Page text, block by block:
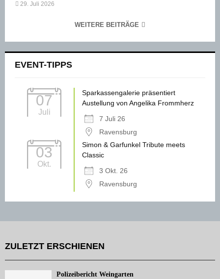
29. Juli 2026
WEITERE BEITRÄGE
EVENT-TIPPS
07
Juli
Sparkassengalerie präsentiert
Austellung von Angelika Frommherz
7 Juli 26
Ravensburg
03
Okt.
Simon & Garfunkel Tribute meets
Classic
3 Okt. 26
Ravensburg
ZULETZT ERSCHIENEN
Polizeibericht Weingarten